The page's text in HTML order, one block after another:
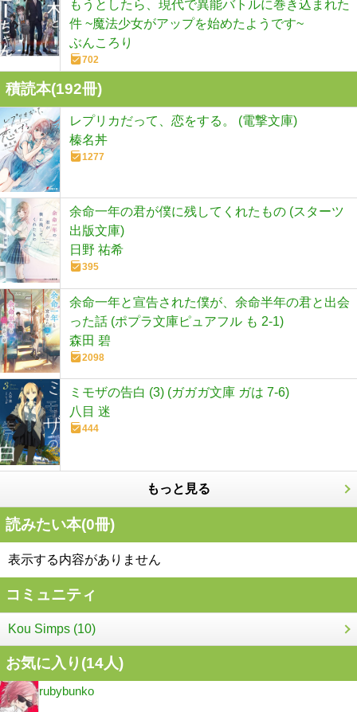
もうとしたら、現代で異能バトルに巻き込まれた
件 ~魔法少女がアップを始めたようです~
ぶんころり
702
積読本(192冊)
レプリカだって、恋をする。 (電撃文庫)
榛名丼
1277
余命一年の君が僕に残してくれたもの (スターツ
出版文庫)
日野 祐希
395
余命一年と宣告された僕が、余命半年の君と出会
った話 (ポプラ文庫ピュアフル も 2-1)
森田 碧
2098
ミモザの告白 (3) (ガガガ文庫 ガは 7-6)
八目 迷
444
もっと見る
読みたい本(0冊)
表示する内容がありません
コミュニティ
Kou Simps (10)
お気に入り(14人)
rubybunko